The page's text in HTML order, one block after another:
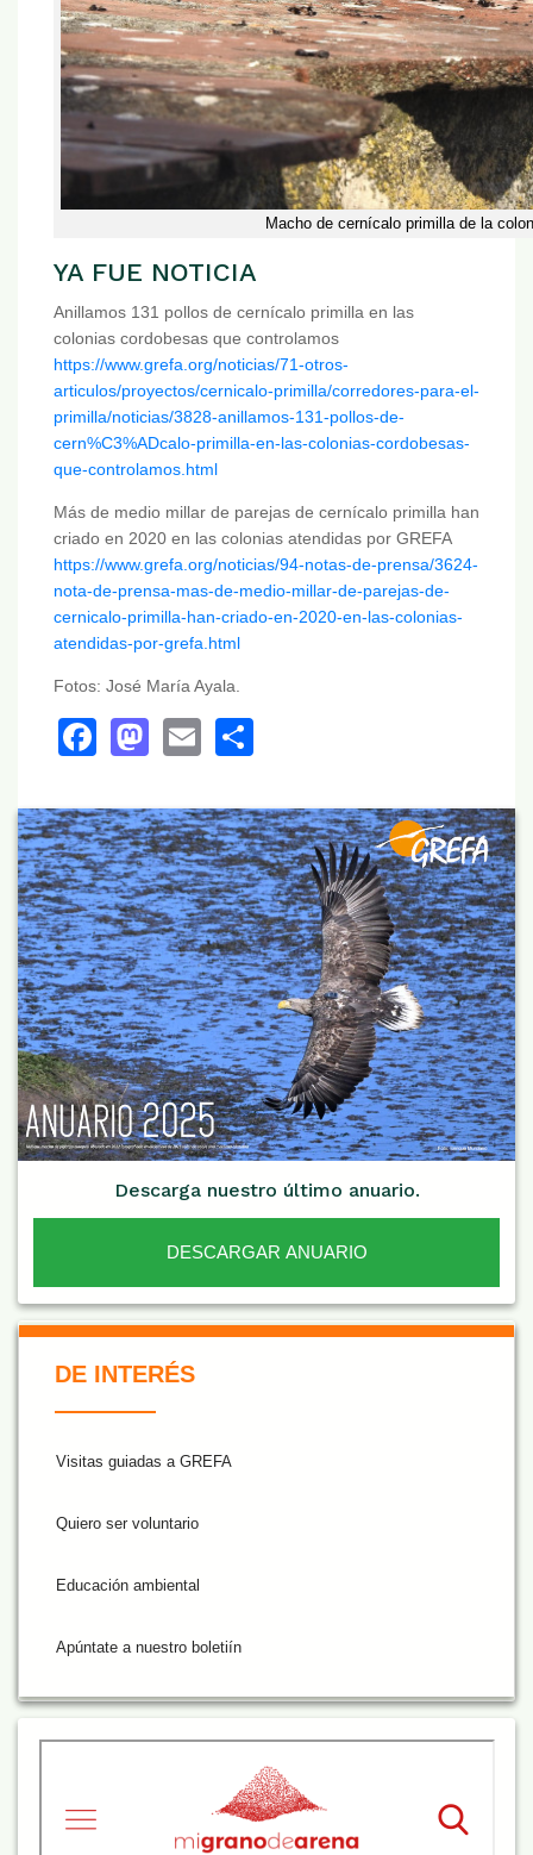
Macho de cernícalo primilla de la
YA FUE NOTICIA
Anillamos 131 pollos de cernícalo primilla en las
colonias cordobesas que controlamos
https://www.grefa.org/noticias/71-otros-
articulos/proyectos/cernicalo-primilla/corredores-para-el-
primilla/noticias/3828-anillamos-131-pollos-de-
cern%C3%ADcalo-primilla-en-las-colonias-cordobesas-
que-controlamos.html
Más de medio millar de parejas de cernícalo primilla han
criado en 2020 en las colonias atendidas por GREFA
https://www.grefa.org/noticias/94-notas-de-prensa/3624-
nota-de-prensa-mas-de-medio-millar-de-parejas-de-
cernicalo-primilla-han-criado-en-2020-en-las-colonias-
atendidas-por-grefa.html
Fotos: José María Ayala.
Facebook
Mastodon
Email
Descarga nuestro último anuario.
DESCARGAR ANUARIO
De Interés NARANJA
DE INTERÉS
Visitas guiadas a GREFA
Quiero ser voluntario
Educación ambiental
Apúntate a nuestro boletiín